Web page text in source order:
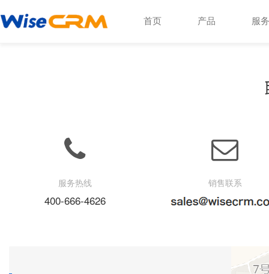
首页 产品 服务
服务热线
400-666-4626
销售联系